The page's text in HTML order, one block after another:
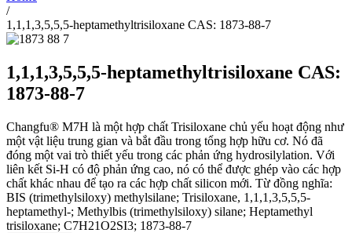
/
1,1,1,3,5,5,5-heptamethyltrisiloxane CAS: 1873-88-7
1,1,1,3,5,5,5-heptamethyltrisiloxane CAS:
1873-88-7
Changfu® M7H là một hợp chất Trisiloxane chủ yếu hoạt động như
một vật liệu trung gian và bắt đầu trong tổng hợp hữu cơ. Nó đã
đóng một vai trò thiết yếu trong các phản ứng hydrosilylation. Với
liên kết Si-H có độ phản ứng cao, nó có thể được ghép vào các hợp
chất khác nhau để tạo ra các hợp chất silicon mới. Từ đồng nghĩa:
BIS (trimethylsiloxy) methylsilane; Trisiloxane, 1,1,1,3,5,5,5-
heptamethyl-; Methylbis (trimethylsiloxy) silane; Heptamethyl
trisiloxane; C7H21O2SI3; 1873-88-7